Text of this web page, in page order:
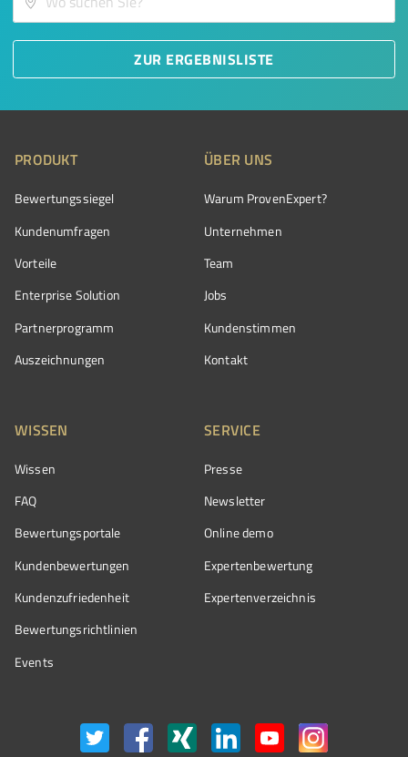
ZUR ERGEBNISLISTE
PRODUKT
Bewertungssiegel
Kundenumfragen
Vorteile
Enterprise Solution
Partnerprogramm
Auszeichnungen
ÜBER UNS
Warum ProvenExpert?
Unternehmen
Team
Jobs
Kundenstimmen
Kontakt
WISSEN
Wissen
FAQ
Bewertungsportale
Kundenbewertungen
Kundenzufriedenheit
Bewertungs­richtlinien
Events
SERVICE
Presse
Newsletter
Online demo
Expertenbewertung
Expertenverzeichnis